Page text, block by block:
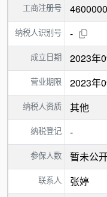
工商注册号
纳税人识别号 -
成立日期 2023年
营业期限 2023年
纳税人资质 其他
纳税登记 -
参保人数 暂未公
联系人 张婷